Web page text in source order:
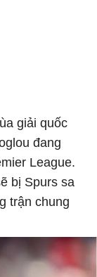
giải quốc
đang
League.
bị Spurs sa
trận chung